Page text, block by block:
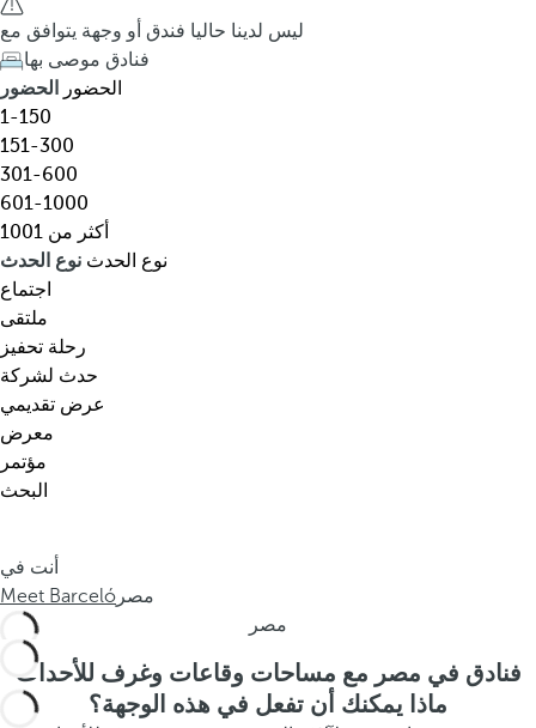
ق
،
و
ج
ه
ة
،
ن
و
ع
م
ع
ي
ن
…
h
e
d
o
w
n
a
r
r
o
w
k
e
y
o
p
e
t
h
ليس لدينا حاليا فندق أو وجهة يتوافق مع
فنادق موصى بها
الحضور
الحضور
1-150
151-300
301-600
601-1000
أكثر من 1001
نوع الحدث نوع الحدث
اجتماع
ملتقى
رحلة تحفيز
حدث لشركة
عرض تقديمي
معرض
مؤتمر
البحث
أنت في
Meet Barceló مصر
مصر
فنادق في مصر مع مساحات وقاعات وغرف للأحداث
ماذا يمكنك أن تفعل في هذه الوجهة؟